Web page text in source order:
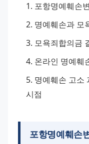
포항명예훼손
명예훼손과 모
모욕죄합의금
온라인 명예훼
명예훼손 고소
시점
포항명예훼손